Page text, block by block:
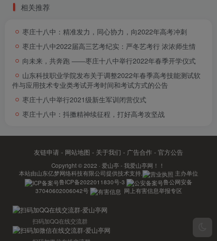
相关推荐
枣庄十八中：精准发力，同心协力，向2022年高考冲刺
枣庄十八中2022届高三艺考纪实：严冬艺考行 浓浓师生情
向未来，共奔跑 ――枣庄十八中举行2022年春季开学仪式
山东科技职业学院发布关于调整2022年春季高考技能测试软
件与应用技术专业类考试开考时间和考试方式的公告
枣庄十八中举行2021级新生军训闭营仪式
枣庄十八中：抖擞精神续征程，打好高考攻坚战
友链申请 - 网站地图 - 关于我们 - 广告合作 - 官方公告
Copyright © 2022 · 爱山亭 - 我爱山亭网！！
本站由山东亿梦网络科技有限公司提供技术支持.
主办单位
鲁ICP备2022011830号-3
鲁公网安备
37040602006042号
网上有害信息举报专区
扫码加QQ在线交流群